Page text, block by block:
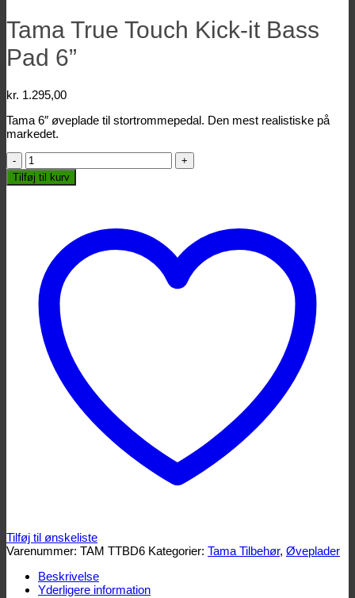
Tama True Touch Kick-it Bass
Pad 6”
kr. 1.295,00
Tama 6″ øveplade til stortrommepedal. Den mest realistiske på
markedet.
Tama
True
Touch
antal
Tilføj til kurv
Tilføj til ønskeliste
Varenummer: TAM TTBD6 Kategorier: Tama Tilbehør, Øveplader
Beskrivelse
Yderligere information